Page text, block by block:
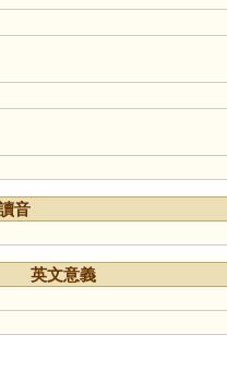
音
英文意義